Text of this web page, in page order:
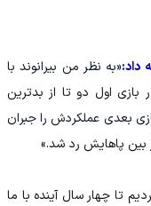
داد:«به نظر من بیرانوند با
اول دو تا از بدترین
بعدی عملکردش را جبران
بین پاهایش رد شد.»
تا چهار سال آینده با ما